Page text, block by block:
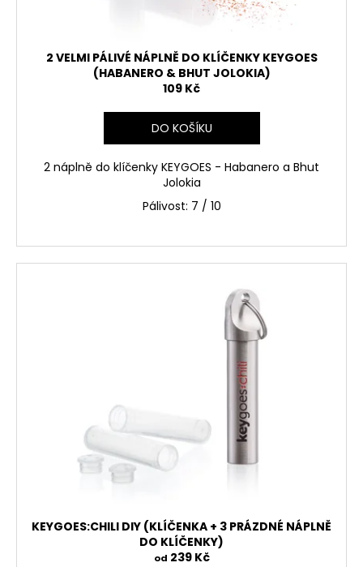
2 VELMI PÁLIVÉ NÁPLNĚ DO KLÍČENKY KEYGOES
(HABANERO & BHUT JOLOKIA)
109 Kč
DO KOŠÍKU
2 náplně do klíčenky KEYGOES - Habanero a Bhut
Jolokia
Pálivost: 7 / 10
KEYGOES:CHILI DIY (KLÍČENKA + 3 PRÁZDNÉ NÁPLNĚ
DO KLÍČENKY)
od 239 Kč